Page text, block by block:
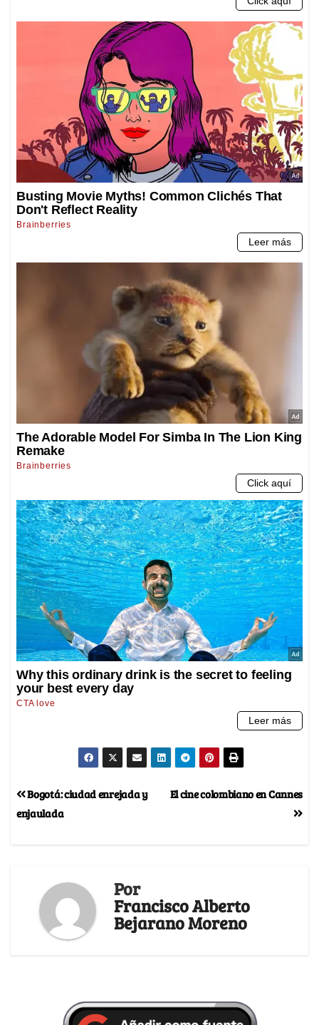
El cine colombiano en Cannes
Bogotá: ciudad enrejada y
enjaulada
Por
Francisco Alberto
Bejarano Moreno